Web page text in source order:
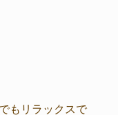
もリラックスで